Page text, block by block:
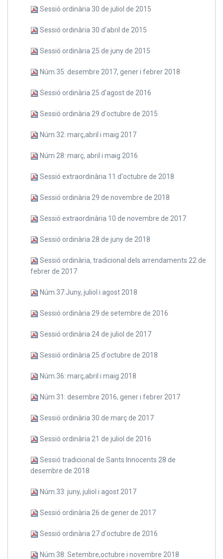
Sessió ordinària 30 de juliol de 2015
Sessió ordinària 30 d'abril de 2015
Sessió ordinària 25 de juny de 2015
Núm.35: desembre 2017, gener i febrer 2018
Sessió ordinària 25 d'agost de 2016
Sessió ordinària 29 d'octubre de 2015
Núm.32: març,abril i maig 2017
Núm 28: març, abril i maig 2016
Sessió extraordinària 11 d'octubre de 2018
Sessió ordinària 29 de novembre de 2018
Sessió extraordinària 10 de novembre de 2017
Sessió ordinària 28 de juny de 2018
Sessió ordinària, tradicional dels arrendaments 22 de
febrer de 2017
Núm.37:Juny, juliol i agost 2018
Sessió ordinària 29 de setembre de 2016
Sessió ordinària 24 de juliol de 2017
Sessió ordinària 25 d'octubre de 2018
Núm.36: març,abril i maig 2018
Núm 31: desembre 2016, gener i febrer 2017
Sessió ordinària 30 de març de 2017
Sessió ordinària 21 de juliol de 2016
Sessió tradicional de Sants Innocents 28 de
desembre de 2018
Núm.33: juny, juliol i agost 2017
Sessió ordinària 26 de gener de 2017
Sessió ordinària 27 d'octubre de 2016
Núm.38: Setembre,octubre i novembre 2018